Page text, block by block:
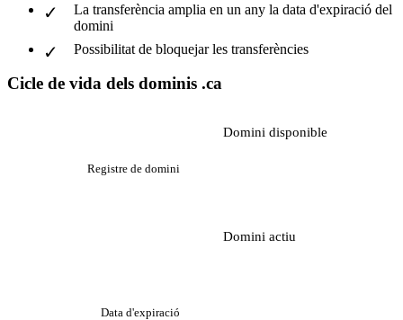
La transferència amplia en un any la data d'expiració del
domini
Possibilitat de bloquejar les transferències
Cicle de vida dels dominis .ca
Domini disponible
Registre de domini
Domini actiu
Data d'expiració